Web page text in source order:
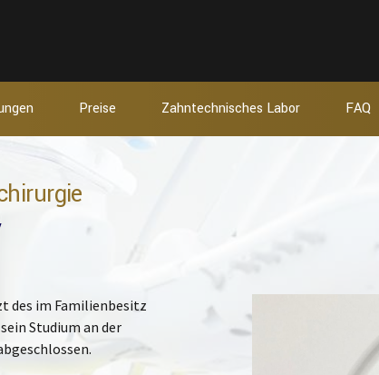
Preise Zahntechnisches Labor FAQ
des im Familienbesitz
Studium an der